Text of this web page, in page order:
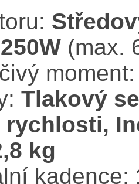
250W (max.
Tlakový
rychlosti,
kg
kadence: